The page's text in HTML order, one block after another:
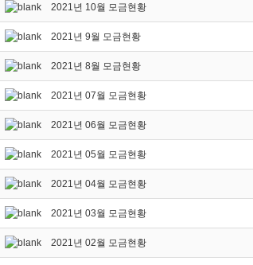
2021년 10월 모금현황
2021년 9월 모금현황
2021년 8월 모금현황
2021년 07월 모금현황
2021년 06월 모금현황
2021년 05월 모금현황
2021년 04월 모금현황
2021년 03월 모금현황
2021년 02월 모금현황